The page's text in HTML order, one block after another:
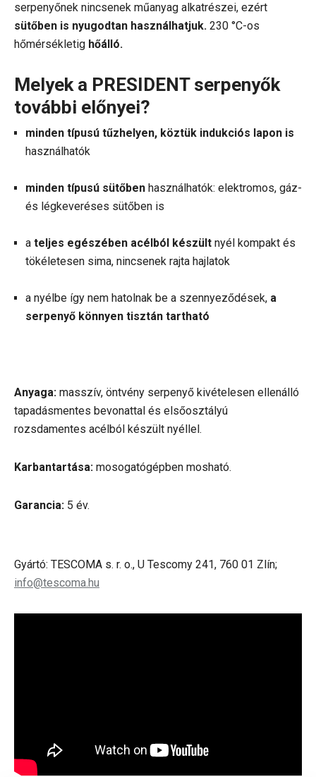
serpenyőnek nincsenek műanyag alkatrészei, ezért
sütőben is nyugodtan használhatjuk. 230 °C-os
hőmérsékletig hőálló.
Melyek a PRESIDENT serpenyők
további előnyei?
minden típusú tűzhelyen, köztük indukciós lapon is
használhatók
minden típusú sütőben használhatók: elektromos, gáz-
és légkeveréses sütőben is
a teljes egészében acélból készült nyél kompakt és
tökéletesen sima, nincsenek rajta hajlatok
a nyélbe így nem hatolnak be a szennyeződések, a
serpenyő könnyen tisztán tartható
Anyaga: masszív, öntvény serpenyő kivételesen ellenálló
tapadásmentes bevonattal és elsőosztályú
rozsdamentes acélból készült nyéllel.
Karbantartása: mosogatógépben mosható.
Garancia: 5 év.
Gyártó: TESCOMA s. r. o., U Tescomy 241, 760 01 Zlín;
info@tescoma.hu